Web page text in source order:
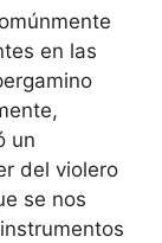
en las
un
del violero
se nos